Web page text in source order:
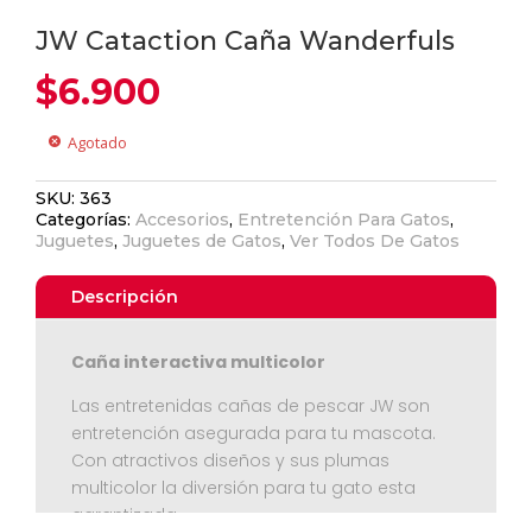
JW Cataction Caña Wanderfuls
$6.900
cancel Agotado
SKU:363
Categorías:Accesorios, Entretención Para Gatos,
Juguetes,Juguetes de Gatos,Ver Todos De Gatos
Descripción
Caña interactiva multicolor
Las entretenidas cañas de pescar JW son
entretención asegurada para tu mascota.
Con atractivos diseños y sus plumas
multicolor la diversión para tu gato esta
garantizada